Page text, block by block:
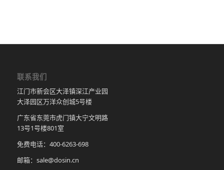
联系我们
江门市新会区大泽镇深江产业园
大泽园区万洋众创城5号楼
广东省东莞市虎门镇大宁文明路
13号1号楼801室
免费电话：400-6263-698
邮箱：sale@dosin.cn